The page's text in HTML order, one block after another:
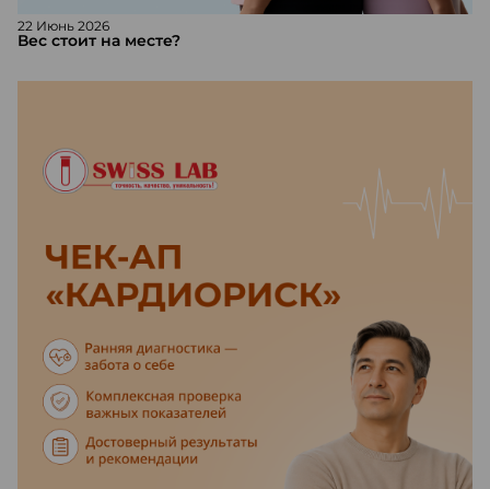
22 Июнь 2026
Вес стоит на месте?